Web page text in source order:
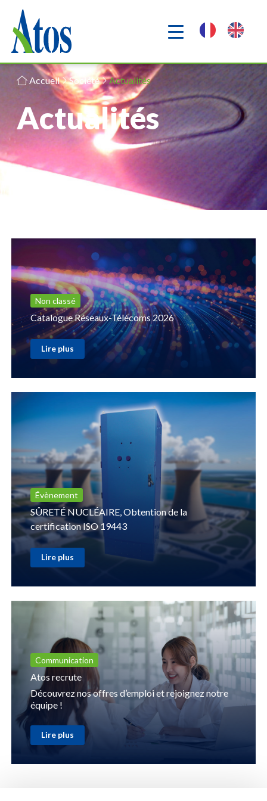
Accueil Société Actualités
Actualités
Non classé
Catalogue Réseaux-Télécoms 2026
Lire plus
Évènement
SÛRETÉ NUCLÉAIRE, Obtention de la
certification ISO 19443
Lire plus
Communication
Atos recrute
Découvrez nos offres d’emploi et rejoignez notre
équipe !
Lire plus